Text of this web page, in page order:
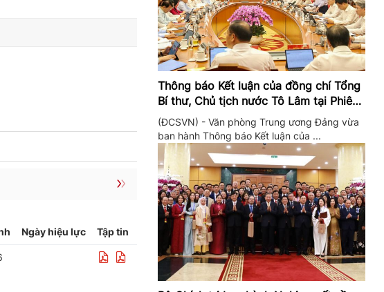
Ngày hiệu lực Tập tin
Thông báo Kết luận của đồng chí Tổng
Bí thư, Chủ tịch nước Tô Lâm tại Phiên
họp Ban Chỉ đạo Trung ương thực hiện
Nghị quyết 57
(ĐCSVN) - Văn phòng Trung ương Đảng vừa
ban hành Thông báo Kết luận của ...